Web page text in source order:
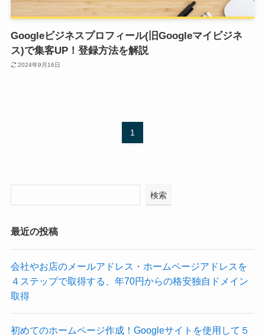
Googleビジネスプロフィール(旧Googleマイビジネ
ス)で集客UP！登録方法を解説
2024年9月16日
1
検索
最近の投稿
会社やお店のメールアドレス・ホームページアドレスを
４ステップで取得する、年70円からの格安独自ドメイン
取得
初めてのホームページ作成！Googleサイトを使用して５